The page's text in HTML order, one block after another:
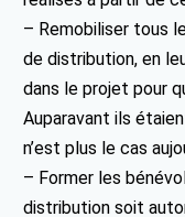
– Remobiliser tous
de distribution, en
dans le projet pour
Auparavant ils
n’est plus le cas
– Former les
distribution soit